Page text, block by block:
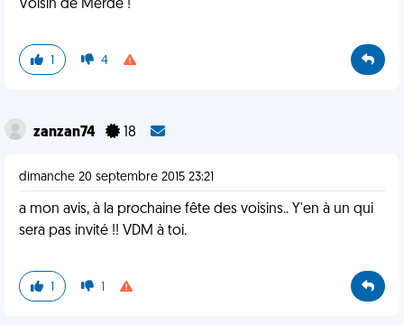
Voisin de Merde !
1 4
zanzan74 18
dimanche 20 septembre 2015 23:21
a mon avis, à la prochaine fête des voisins.. Y'en à un qui
sera pas invité !! VDM à toi.
1 1